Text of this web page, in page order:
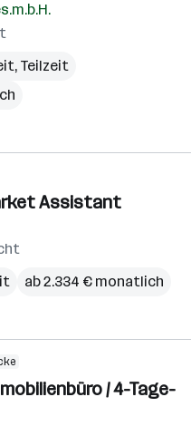
Teilzeit
Assistant
ab 2.334 € monatlich
/ 4-Tage-